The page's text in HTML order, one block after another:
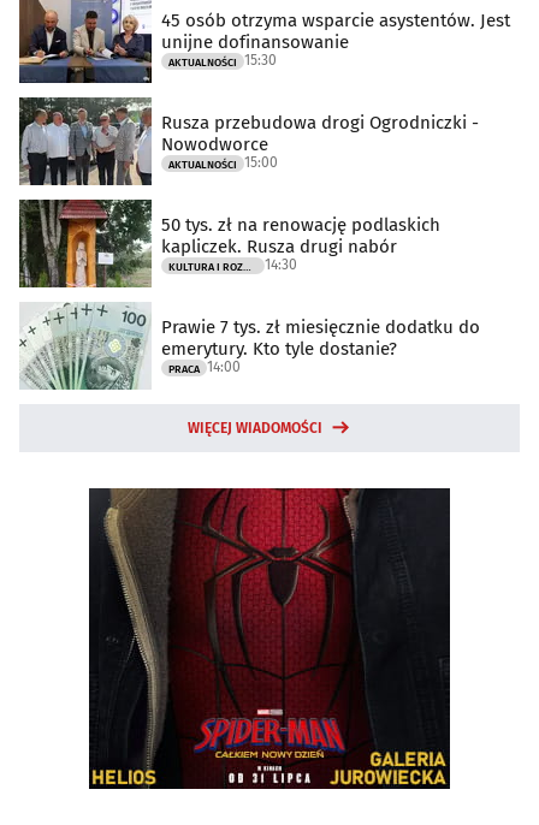
45 osób otrzyma wsparcie asystentów. Jest
unijne dofinansowanie
AKTUALNOŚCI 15:30
Rusza przebudowa drogi Ogrodniczki -
Nowodworce
AKTUALNOŚCI 15:00
50 tys. zł na renowację podlaskich
kapliczek. Rusza drugi nabór
14:30
Prawie 7 tys. zł miesięcznie dodatku do
emerytury. Kto tyle dostanie?
PRACA 14:00
WIĘCEJ WIADOMOŚCI